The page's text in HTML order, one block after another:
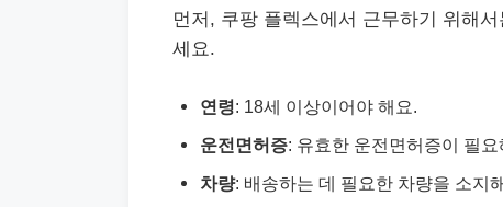
먼저, 쿠팡 플렉스에서 근무하기 위해
세요.
연령: 18세 이상이어야 해요.
운전면허증: 유효한 운전면허증이 필요
차량: 배송하는 데 필요한 차량을 소지